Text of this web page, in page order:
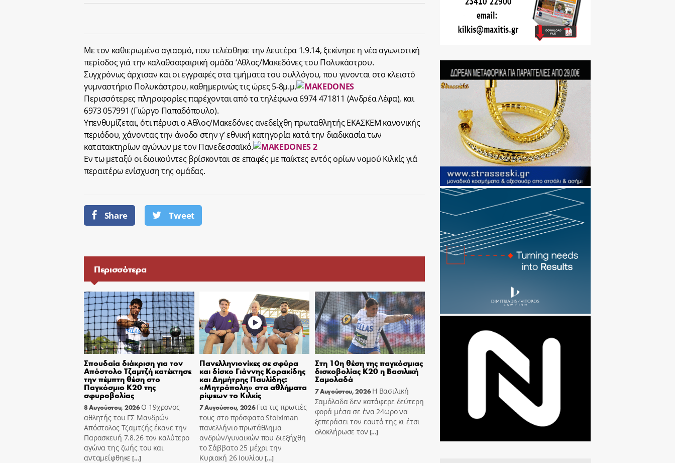
Με τον καθιερωμένο αγιασμό, που τελέσθηκε την Δευτέρα 1.9.14, ξεκίνησε η νέα αγωνιστική
περίοδος γιά την καλαθοσφαιρική ομάδα ‘Αθλος/Μακεδόνες του Πολυκάστρου.
Συγχρόνως άρχισαν και οι εγγραφές στα τμήματα του συλλόγου, που γινονται στο κλειστό
γυμναστήριο Πολυκάστρου, καθημερινώς τις ώρες 5-8μ.μ.
Περισσότερες πληροφορίες παρέχονται από τα τηλέφωνα 6974 471811 (Ανδρέα Λέφα), και
6973 057991 (Γιώργο Παπαδόπουλο).
Υπενθυμίζεται, ότι πέρυσι ο Αθλος/Μακεδόνες ανεδείχθη πρωταθλητής ΕΚΑΣΚΕΜ κανονικής
περιόδου, χάνοντας την άνοδο στην γ’ εθνική κατηγορία κατά την διαδικασία των
κατατακτηρίων αγώνων με τον Πανεδεσσαϊκό.
Εν τω μεταξύ οι διοικούντες βρίσκονται σε επαφές με παίκτες εντός ορίων νομού Κιλκίς γιά
περαιτέρω ενίσχυση της ομάδας.
Share Tweet
Περισσότερα
Σπουδαία διάκριση για τον
Απόστολο Τζαμτζή κατέκτησε
την πέμπτη θέση στο
Παγκόσμιο Κ20 της
σφυροβολίας
8 Αυγούστου, 2026Ο 19χρονος
αθλητής του ΓΣ Μανδρών
Απόστολος Τζαμτζής έκανε την
Παρασκευή 7.8.26 τον καλύτερο
αγώνα της ζωής του και
ανταμείφθηκε […]
Πανελληνιονίκες σε σφύρα
και δίσκο Γιάννης Κορακίδης
και Δημήτρης Παυλίδης:
«Μητρόπολη» στα αθλήματα
ρίψεων το Κιλκίς
7 Αυγούστου, 2026 Για τις πρωτιές
τους στο πρόσφατο Stoiximan
πανελλήνιο πρωτάθλημα
ανδρών/γυναικών που διεξήχθη
το Σάββατο 25 μέχρι την
Κυριακή 26 Ιουλίου […]
Στη 10η θέση της παγκόσμιας
δισκοβολίας Κ20 η Βασιλική
Σαμολαδά
7 Αυγούστου, 2026 Η Βασιλική
Σαμόλαδα δεν κατάφερε δεύτερη
φορά μέσα σε ένα 24ωρο να
ξεπεράσει τον εαυτό της κι έτσι
ολοκλήρωσε τον […]